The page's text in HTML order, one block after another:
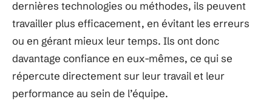
dernières technologies ou méthodes, ils peuvent
travailler plus efficacement, en évitant les erreurs
ou en gérant mieux leur temps. Ils ont donc
davantage confiance en eux-mêmes, ce qui se
répercute directement sur leur travail et leur
performance au sein de l’équipe.